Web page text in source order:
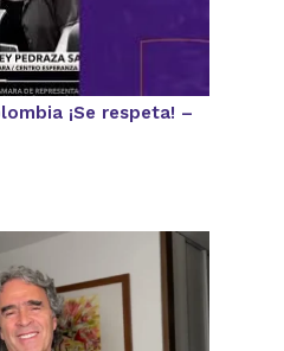
¡Se respeta! –